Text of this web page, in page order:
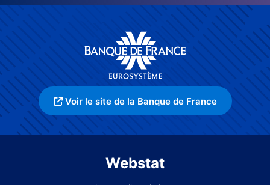
Voir le site de la Banque de France
Webstat